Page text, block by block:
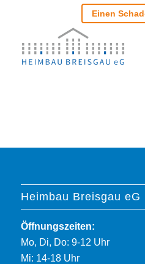
Einen
Heimbau Breisgau eG
Öffnungszeiten:
Mo, Di, Do: 9-12 Uhr
Mi: 14-18 Uhr